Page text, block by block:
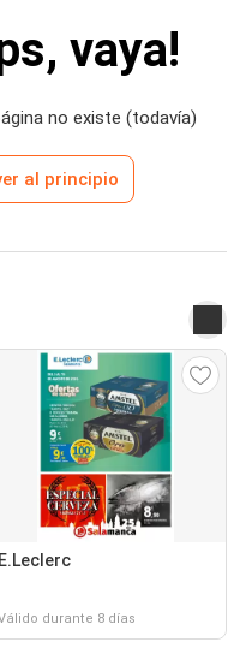
vaya!
no existe (todavía)
al principio
E.Leclerc
durante 8 días